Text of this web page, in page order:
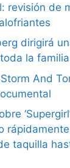
revisión de
dirigirá
la familia
And
taquilla